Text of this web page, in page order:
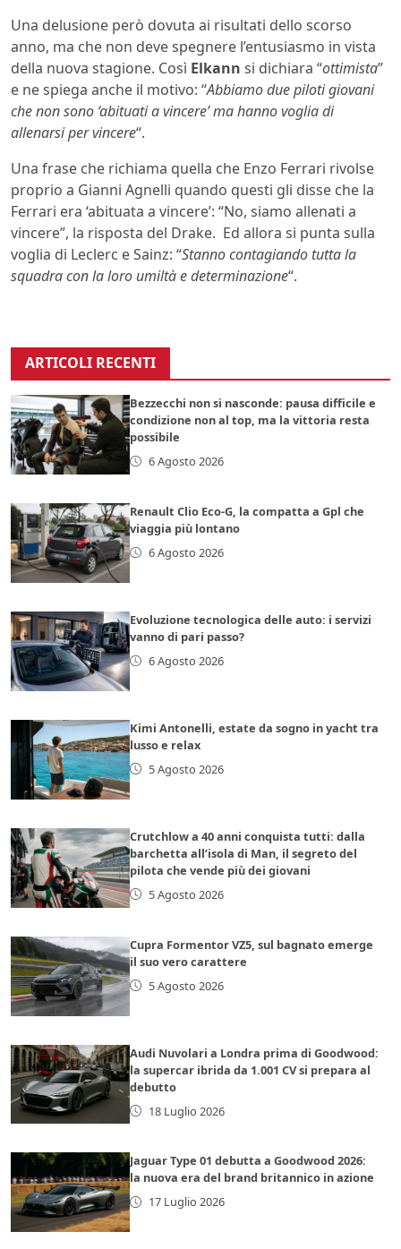
Una delusione però dovuta ai risultati dello scorso
anno, ma che non deve spegnere l’entusiasmo in vista
della nuova stagione. Così Elkann si dichiara “ottimista”
e ne spiega anche il motivo: “Abbiamo due piloti giovani
che non sono ‘abituati a vincere’ ma hanno voglia di
allenarsi per vincere“.
Una frase che richiama quella che Enzo Ferrari rivolse
proprio a Gianni Agnelli quando questi gli disse che la
Ferrari era ‘abituata a vincere’: “No, siamo allenati a
vincere”, la risposta del Drake. Ed allora si punta sulla
voglia di Leclerc e Sainz: “Stanno contagiando tutta la
squadra con la loro umiltà e determinazione“.
ARTICOLI RECENTI
Bezzecchi non si nasconde: pausa difficile e
condizione non al top, ma la vittoria resta
possibile
6 Agosto 2026
Renault Clio Eco-G, la compatta a Gpl che
viaggia più lontano
6 Agosto 2026
Evoluzione tecnologica delle auto: i servizi
vanno di pari passo?
6 Agosto 2026
Kimi Antonelli, estate da sogno in yacht tra
lusso e relax
5 Agosto 2026
Crutchlow a 40 anni conquista tutti: dalla
barchetta all’isola di Man, il segreto del
pilota che vende più dei giovani
5 Agosto 2026
Cupra Formentor VZ5, sul bagnato emerge
il suo vero carattere
5 Agosto 2026
Audi Nuvolari a Londra prima di Goodwood:
la supercar ibrida da 1.001 CV si prepara al
debutto
18 Luglio 2026
Jaguar Type 01 debutta a Goodwood 2026:
la nuova era del brand britannico in azione
17 Luglio 2026